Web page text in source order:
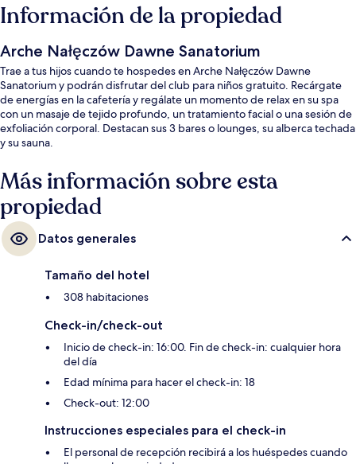
Información de la propiedad
Arche Nałęczów Dawne Sanatorium
Trae a tus hijos cuando te hospedes en Arche Nałęczów Dawne
Sanatorium y podrán disfrutar del club para niños gratuito. Recárgate
de energías en la cafetería y regálate un momento de relax en su spa
con un masaje de tejido profundo, un tratamiento facial o una sesión de
exfoliación corporal. Destacan sus 3 bares o lounges, su alberca techada
y su sauna.
Más información sobre esta
propiedad
Datos generales
Tamaño del hotel
308 habitaciones
Check-in/check-out
Inicio de check-in: 16:00. Fin de check-in: cualquier hora
del día
Edad mínima para hacer el check-in: 18
Check-out: 12:00
Instrucciones especiales para el check-in
El personal de recepción recibirá a los huéspedes cuando